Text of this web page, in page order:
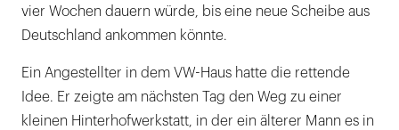
vier Wochen dauern würde, bis eine neue Scheibe aus
Deutschland ankommen könnte.
Ein Angestellter in dem VW-Haus hatte die rettende
Idee. Er zeigte am nächsten Tag den Weg zu einer
kleinen Hinterhofwerkstatt, in der ein älterer Mann es in